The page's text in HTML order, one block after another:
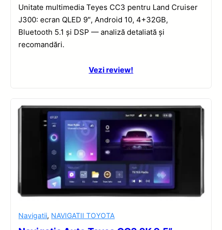
Unitate multimedia Teyes CC3 pentru Land Cruiser
J300: ecran QLED 9″, Android 10, 4+32GB,
Bluetooth 5.1 și DSP — analiză detaliată și
recomandări.
Vezi review!
Navigatii, NAVIGATII TOYOTA